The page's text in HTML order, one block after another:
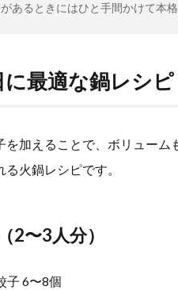
あるときにはひと手間かけて本
最適な鍋レシ
を加えることで、ボリュー
火鍋レシピです。
2〜3人分）
子 6〜8個